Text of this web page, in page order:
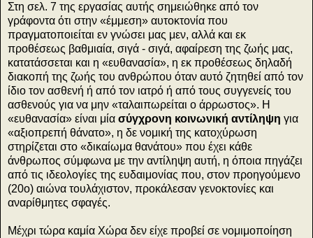
Στη σελ. 7 της εργασίας αυτής σημειώθηκε από τον
γράφοντα ότι στην «έμμεση» αυτοκτονία που
πραγματοποιείται εν γνώσει μας μεν, αλλά και εκ
προθέσεως βαθμιαία, σιγά - σιγά, αφαίρεση της ζωής μας,
κατατάσσεται και η «ευθανασία», η εκ προθέσεως δηλαδή
διακοπή της ζωής του ανθρώπου όταν αυτό ζητηθεί από τον
ίδιο τον ασθενή ή από τον ιατρό ή από τους συγγενείς του
ασθενούς για να μην «ταλαιπωρείται ο άρρωστος». Η
«ευθανασία» είναι μία σύγχρονη κοινωνική αντίληψη για
«αξιοπρεπή θάνατο», η δε νομική της κατοχύρωση
στηρίζεται στο «δικαίωμα θανάτου» που έχει κάθε
άνθρωπος σύμφωνα με την αντίληψη αυτή, η όποια πηγάζει
από τις ιδεολογίες της ευδαιμονίας που, στον προηγούμενο
(20ο) αιώνα τουλάχιστον, προκάλεσαν γενοκτονίες και
αναρίθμητες σφαγές.
Μέχρι τώρα καμία Χώρα δεν είχε προβεί σε νομιμοποίηση